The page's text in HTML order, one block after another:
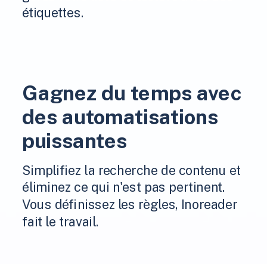
étiquettes.
Gagnez du temps avec
des automatisations
puissantes
Simplifiez la recherche de contenu et
éliminez ce qui n'est pas pertinent.
Vous définissez les règles, Inoreader
fait le travail.